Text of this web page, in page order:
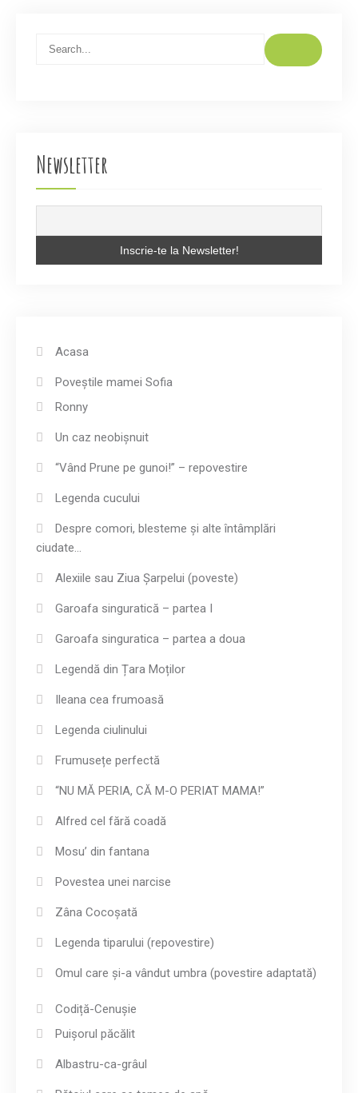
Newsletter
Acasa
Poveștile mamei Sofia
Ronny
Un caz neobișnuit
“Vând Prune pe gunoi!” – repovestire
Legenda cucului
Despre comori, blesteme și alte întâmplări
ciudate…
Alexiile sau Ziua Șarpelui (poveste)
Garoafa singuratică – partea I
Garoafa singuratica – partea a doua
Legendă din Țara Moților
Ileana cea frumoasă
Legenda ciulinului
Frumusețe perfectă
“NU MĂ PERIA, CĂ M-O PERIAT MAMA!”
Alfred cel fără coadă
Mosu’ din fantana
Povestea unei narcise
Zâna Cocoșată
Legenda tiparului (repovestire)
Omul care și-a vândut umbra (povestire adaptată)
Codiță-Cenușie
Puișorul păcălit
Albastru-ca-grâul